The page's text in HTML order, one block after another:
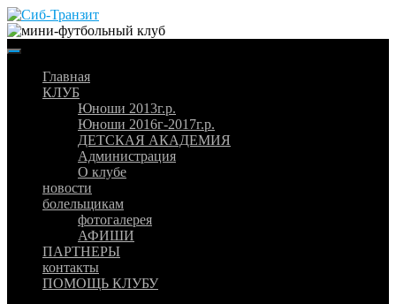
Skip
to
content
Главная
КЛУБ
Юноши 2013г.р.
Юноши 2016г-2017г.р.
ДЕТСКАЯ АКАДЕМИЯ
Администрация
О клубе
новости
болельщикам
фотогалерея
АФИШИ
ПАРТНЕРЫ
контакты
ПОМОЩЬ КЛУБУ